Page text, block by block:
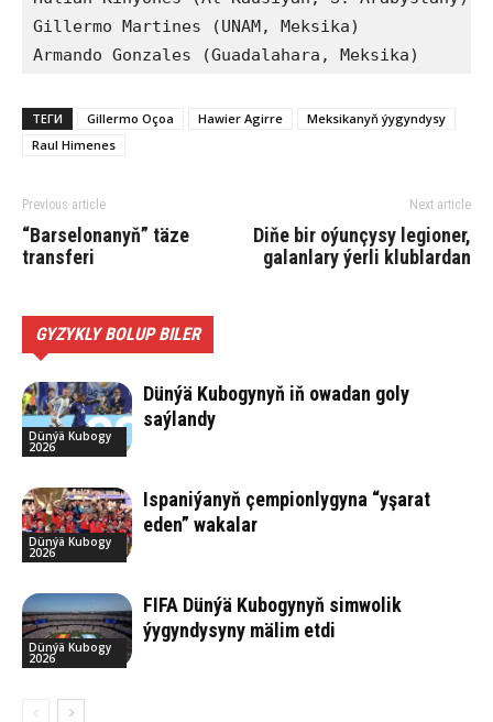
Gillermo Martines (UNAM, Meksika)
Armando Gonzales (Guadalahara, Meksika)
ТЕГИ Gillermo Oçoa Hawier Agirre
Meksikanyň ýygyndysy
Raul Himenes
Previous article
“Barselonanyň” täze
transferi
Next article
Diňe bir oýunçysy legioner,
galanlary ýerli klublardan
GYZYKLY BOLUP BILER
Dünýä Kubogy
2026
Dünýä Kubogynyň iň owadan goly
saýlandy
Dünýä Kubogy
2026
Ispaniýanyň çempionlygyna “yşarat
eden” wakalar
Dünýä Kubogy
2026
FIFA Dünýä Kubogynyň simwolik
ýygyndysyny mälim etdi